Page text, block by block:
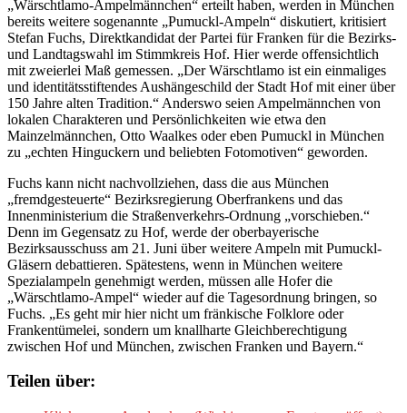
„Wärschtlamo-Ampelmännchen“ erteilt haben, werden in München
bereits weitere sogenannte „Pumuckl-Ampeln“ diskutiert, kritisiert
Stefan Fuchs, Direktkandidat der Partei für Franken für die Bezirks-
und Landtagswahl im Stimmkreis Hof. Hier werde offensichtlich
mit zweierlei Maß gemessen. „Der Wärschtlamo ist ein einmaliges
und identitätsstiftendes Aushängeschild der Stadt Hof mit einer über
150 Jahre alten Tradition.“ Anderswo seien Ampelmännchen von
lokalen Charakteren und Persönlichkeiten wie etwa den
Mainzelmännchen, Otto Waalkes oder eben Pumuckl in München
zu „echten Hinguckern und beliebten Fotomotiven“ geworden.
Fuchs kann nicht nachvollziehen, dass die aus München
„fremdgesteuerte“ Bezirksregierung Oberfrankens und das
Innenministerium die Straßenverkehrs-Ordnung „vorschieben.“
Denn im Gegensatz zu Hof, werde der oberbayerische
Bezirksausschuss am 21. Juni über weitere Ampeln mit Pumuckl-
Gläsern debattieren. Spätestens, wenn in München weitere
Spezialampeln genehmigt werden, müssen alle Hofer die
„Wärschtlamo-Ampel“ wieder auf die Tagesordnung bringen, so
Fuchs. „Es geht mir hier nicht um fränkische Folklore oder
Frankentümelei, sondern um knallharte Gleichberechtigung
zwischen Hof und München, zwischen Franken und Bayern.“
Teilen über: